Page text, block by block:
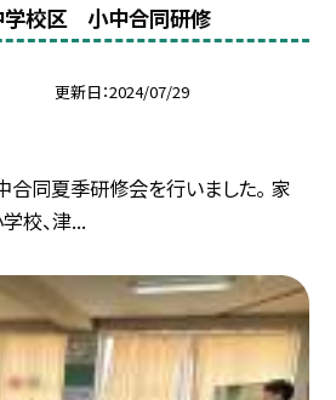
校区 小中合同研修
更新日 2024/07/29
同夏季研修会を行いました。 家
校、津...